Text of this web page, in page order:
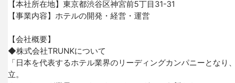
【本社所在地】東京都渋谷区神宮前5丁目31-31
【事業内容】ホテルの開発・経営・運営
【会社概要】
◆株式会社TRUNKについて
「日本を代表するホテル業界のリーディングカンパニーとな
立。